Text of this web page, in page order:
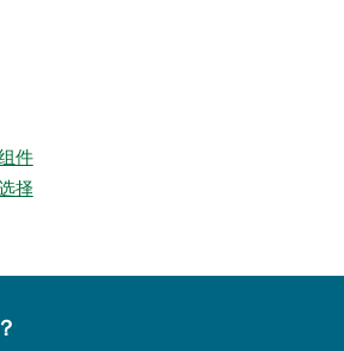
件
择